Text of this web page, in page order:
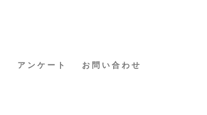
アンケート お問い合わせ